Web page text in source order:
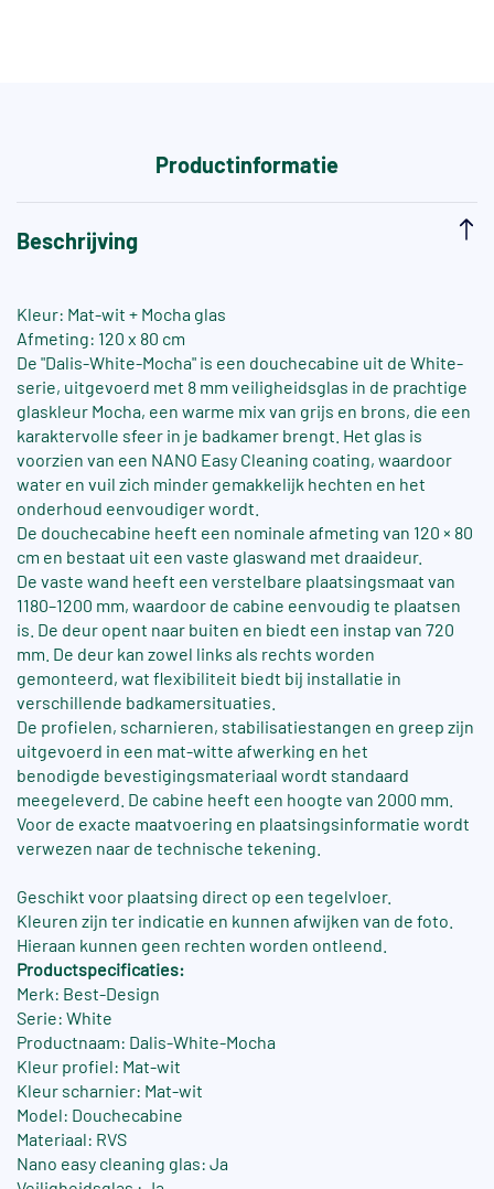
Productinformatie
Beschrijving
Kleur: Mat-wit + Mocha glas
Afmeting: 120 x 80 cm
De "Dalis-White-Mocha" is een douchecabine uit de White-
serie, uitgevoerd met 8 mm veiligheidsglas in de prachtige
glaskleur Mocha, een warme mix van grijs en brons, die een
karaktervolle sfeer in je badkamer brengt. Het glas is
voorzien van een NANO Easy Cleaning coating, waardoor
water en vuil zich minder gemakkelijk hechten en het
onderhoud eenvoudiger wordt.
De douchecabine heeft een nominale afmeting van 120 × 80
cm en bestaat uit een vaste glaswand met draaideur.
De vaste wand heeft een verstelbare plaatsingsmaat van
1180–1200 mm, waardoor de cabine eenvoudig te plaatsen
is. De deur opent naar buiten en biedt een instap van 720
mm. De deur kan zowel links als rechts worden
gemonteerd, wat flexibiliteit biedt bij installatie in
verschillende badkamersituaties.
De profielen, scharnieren, stabilisatiestangen en greep zijn
uitgevoerd in een mat-witte afwerking en het
benodigde bevestigingsmateriaal wordt standaard
meegeleverd. De cabine heeft een hoogte van 2000 mm.
Voor de exacte maatvoering en plaatsingsinformatie wordt
verwezen naar de technische tekening.
Geschikt voor plaatsing direct op een tegelvloer.
Kleuren zijn ter indicatie en kunnen afwijken van de foto.
Hieraan kunnen geen rechten worden ontleend.
Productspecificaties:
Merk: Best-Design
Serie: White
Productnaam: Dalis-White-Mocha
Kleur profiel: Mat-wit
Kleur scharnier: Mat-wit
Model: Douchecabine
Materiaal: RVS
Nano easy cleaning glas: Ja